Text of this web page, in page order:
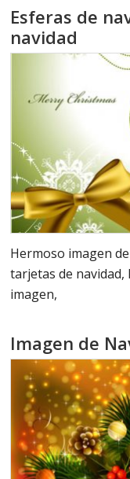
Esferas de
navidad
Hermoso imagen
tarjetas de navidad,
imagen,
Imagen de